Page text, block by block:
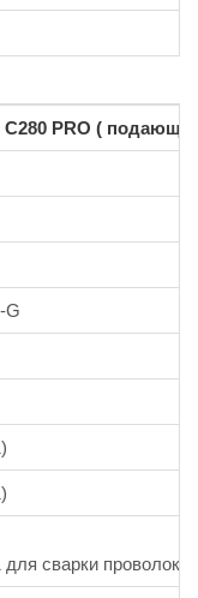
PRO (
G
сварки